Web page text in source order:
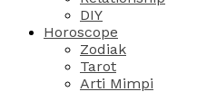
DIY
Horoscope
Zodiak
Tarot
Arti Mimpi